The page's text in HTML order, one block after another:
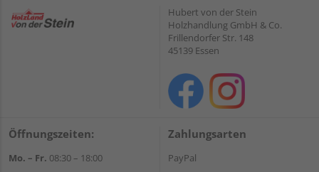
Hubert von der Stein
Holzhandlung GmbH & Co.
Frillendorfer Str. 148
45139 Essen
Öffnungszeiten:
Mo. – Fr. 08:30 – 18:00
Zahlungsarten
PayPal